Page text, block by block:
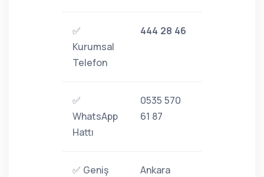
✅
Kurumsal
Telefon
444 28 46
✅
WhatsApp
Hattı
0535 570
61 87
✅ Geniş
Ankara